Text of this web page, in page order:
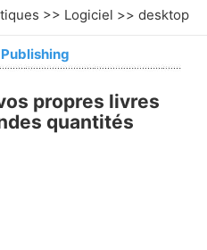
>> Logiciel >> desktop
propres livres
quantités